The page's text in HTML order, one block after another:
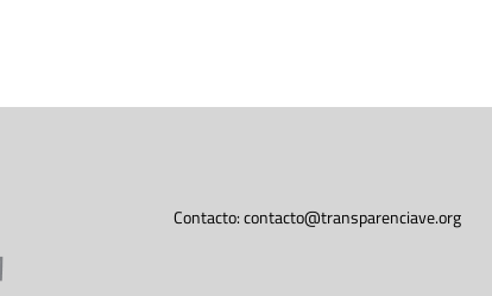
Contacto:contacto@transparenciave.org